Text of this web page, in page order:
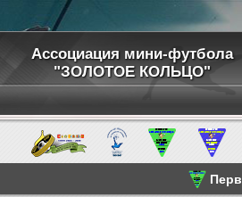
Ассоциация мини-футбола
"ЗОЛОТОЕ КОЛЬЦО"